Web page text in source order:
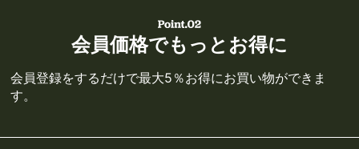
会員価格でもっとお得に
会員登録をするだけで最大5％お得にお買い物ができま
す。